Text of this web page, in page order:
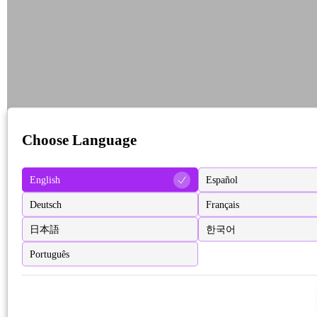
Choose Language
English Español
Deutsch Français
日本語 한국어
Português